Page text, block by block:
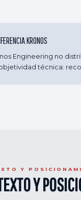
KRONOS
Engineering no
técnica:
Y
Y